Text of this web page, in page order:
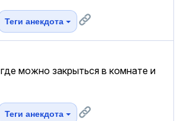
Теги анекдота
можно закрыться в комнате и
Теги анекдота